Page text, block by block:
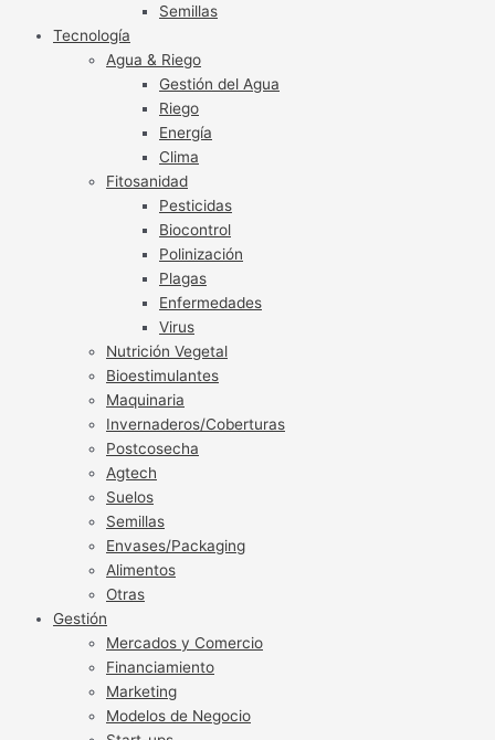
Semillas
Tecnología
Agua & Riego
Gestión del Agua
Riego
Energía
Clima
Fitosanidad
Pesticidas
Biocontrol
Polinización
Plagas
Enfermedades
Virus
Nutrición Vegetal
Bioestimulantes
Maquinaria
Invernaderos/Coberturas
Postcosecha
Agtech
Suelos
Semillas
Envases/Packaging
Alimentos
Otras
Gestión
Mercados y Comercio
Financiamiento
Marketing
Modelos de Negocio